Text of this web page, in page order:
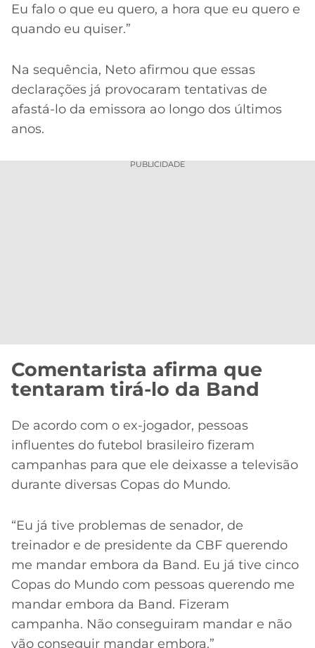
Eu falo o que eu quero, a hora que eu quero e
quando eu quiser.”
Na sequência, Neto afirmou que essas
declarações já provocaram tentativas de
afastá-lo da emissora ao longo dos últimos
anos.
PUBLICIDADE
Comentarista afirma que
tentaram tirá-lo da Band
De acordo com o ex-jogador, pessoas
influentes do futebol brasileiro fizeram
campanhas para que ele deixasse a televisão
durante diversas Copas do Mundo.
“Eu já tive problemas de senador, de
treinador e de presidente da CBF querendo
me mandar embora da Band. Eu já tive cinco
Copas do Mundo com pessoas querendo me
mandar embora da Band. Fizeram
campanha. Não conseguiram mandar e não
vão conseguir mandar embora.”